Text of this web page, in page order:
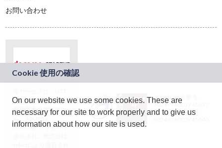
お問い合わせ
ドコモグループの新
規事業創出プログラ
ム「docomo
STARTUP」を通じて
JASRAC許諾番号：
9024936001Y45037
JASRAC許諾番号：
On our website we use some cookies. These are
necessary for our site to work properly and to give us
information about how our site is used.